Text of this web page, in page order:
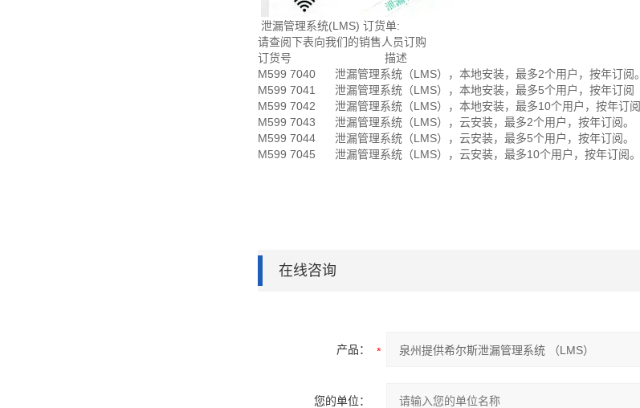
泄漏管理系统(LMS) 订货单:
请查阅下表向我们的销售人员订购
订货号 描述
M599 7040 泄漏管理系统（LMS），本地安装，最多2个用户，按年订阅。
M599 7041 泄漏管理系统（LMS），本地安装，最多5个用户，按年订阅
M599 7042 泄漏管理系统（LMS），本地安装，最多10个用户，按年订阅
M599 7043 泄漏管理系统（LMS），云安装，最多2个用户，按年订阅。
M599 7044 泄漏管理系统（LMS），云安装，最多5个用户，按年订阅。
M599 7045 泄漏管理系统（LMS），云安装，最多10个用户，按年订阅。
在线咨询
产品：
您的单位：